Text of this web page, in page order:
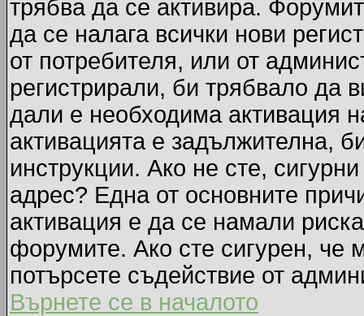
трябва да се активира.
да се налага всички нови
от потребителя, или от
регистрирали, би трябвало да
дали е необходима активация
активацията е задължителна,
инструкции. Ако не сте,
адрес? Една от основните
активация е да се намали
форумите. Ако сте сигурен, че
потърсете съдействие от
Върнете се в началото